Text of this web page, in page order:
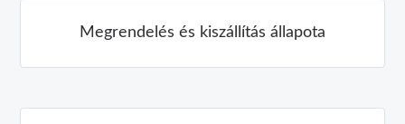
Megrendelés és kiszállítás állapota